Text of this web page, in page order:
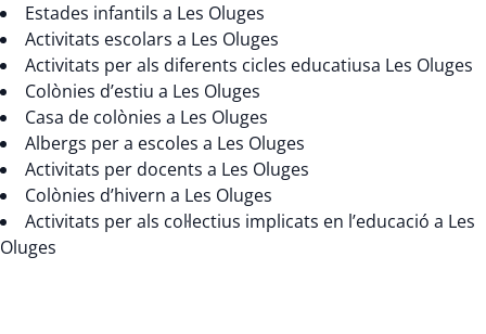
Estades infantils a Les Oluges
Activitats escolars a Les Oluges
Activitats per als diferents cicles educatiusa Les Oluges
Colònies d’estiu a Les Oluges
Casa de colònies a Les Oluges
Albergs per a escoles a Les Oluges
Activitats per docents a Les Oluges
Colònies d’hivern a Les Oluges
Activitats per als col·lectius implicats en l’educació a Les
Oluges